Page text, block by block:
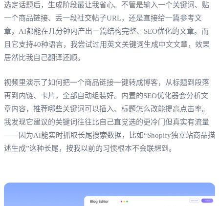
选定话题后，生成阶段最让我省心。不管是输入一个关键词、贴
一个商品链接、丢一段社交帖子URL，还是直接给一篇参考文
章，AI都能在几分钟内产出一篇结构完整、SEO优化的文章。而
且它支持40种语言，我尝试过用英文关键词生成中文文章，效果
居然比我自己翻译还顺。
视频里演示了如何把一个商品链接一键转成博客，从标题到段落
再到内链、卡片，全部自动组装好。内置的SEO优化器会分析文
章内容，推荐哪些关键词可以插入、标题怎么改能提高点击率。
我发现它建议的关键词往往比自己直觉选的更冷门但真实有流量
——因为AI能实时抓取长尾搜索数据，比如“Shopify独立站商品描
述生成”这种长尾，按我以前的习惯根本不会联想到。